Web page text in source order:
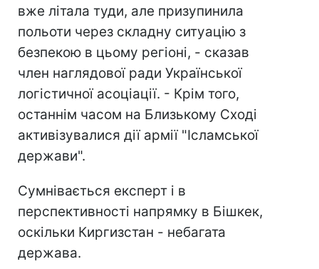
вже літала туди, але призупинила
польоти через складну ситуацію з
безпекою в цьому регіоні, - сказав
член наглядової ради Української
логістичної асоціації. - Крім того,
останнім часом на Близькому Сході
активізувалися дії армії "Ісламської
держави".
Сумнівається експерт і в
перспективності напрямку в Бішкек,
оскільки Киргизстан - небагата
держава.